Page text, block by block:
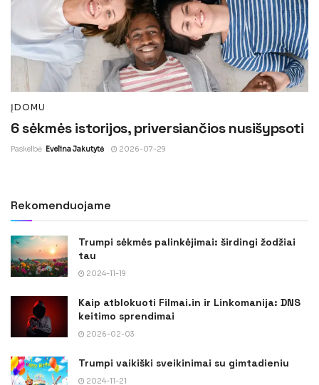
ĮDOMU
6 sėkmės istorijos, priversiančios nusišypsoti
Paskelbė Evelina Jakutytė 2026-07-29
Rekomenduojame
Trumpi sėkmės palinkėjimai: širdingi žodžiai
tau
2024-11-19
Kaip atblokuoti Filmai.in ir Linkomanija: DNS
keitimo sprendimai
2026-02-03
Trumpi vaikiški sveikinimai su gimtadieniu
2024-11-21